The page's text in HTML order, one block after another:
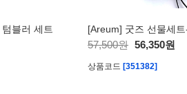
블러 세트
57,500원 56,350원
상품코드 [351382]